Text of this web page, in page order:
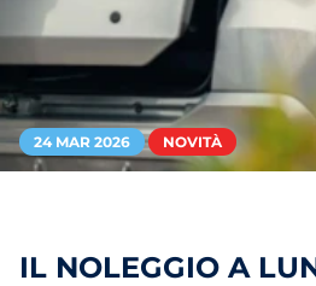
24 MAR 2026 NOVITÀ
IL NOLEGGIO A